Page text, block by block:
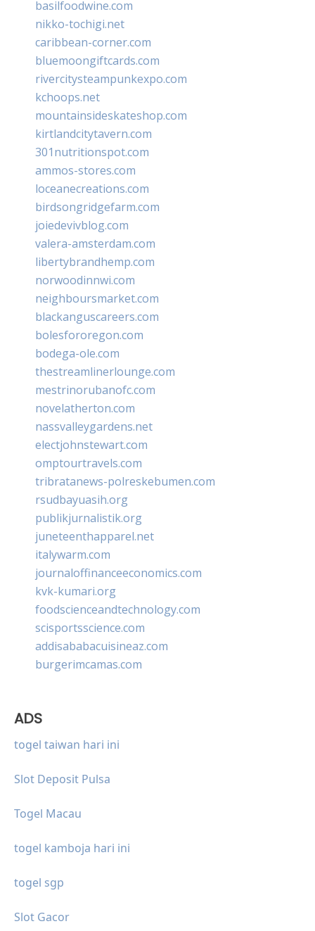
basilfoodwine.com
nikko-tochigi.net
caribbean-corner.com
bluemoongiftcards.com
rivercitysteampunkexpo.com
kchoops.net
mountainsideskateshop.com
kirtlandcitytavern.com
301nutritionspot.com
ammos-stores.com
loceanecreations.com
birdsongridgefarm.com
joiedevivblog.com
valera-amsterdam.com
libertybrandhemp.com
norwoodinnwi.com
neighboursmarket.com
blackanguscareers.com
bolesfororegon.com
bodega-ole.com
thestreamlinerlounge.com
mestrinorubanofc.com
novelatherton.com
nassvalleygardens.net
electjohnstewart.com
omptourtravels.com
tribratanews-polreskebumen.com
rsudbayuasih.org
publikjurnalistik.org
juneteenthapparel.net
italywarm.com
journaloffinanceeconomics.com
kvk-kumari.org
foodscienceandtechnology.com
scisportsscience.com
addisababacuisineaz.com
burgerimcamas.com
ADS
togel taiwan hari ini
Slot Deposit Pulsa
Togel Macau
togel kamboja hari ini
togel sgp
Slot Gacor